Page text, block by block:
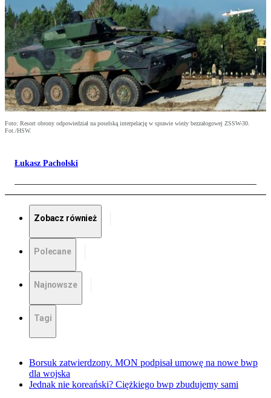
Foto: Resort obrony odpowiedział na poselską interpelację w sprawie wieży bezzałogowej ZSSW-30.
Fot./HSW.
Łukasz Pacholski
Zobacz również
Polecane
Najnowsze
Tagi
Borsuk zatwierdzony. MON podpisał umowę na nowe bwp
dla wojska
Jednak nie koreański? Ciężkiego bwp zbudujemy sami